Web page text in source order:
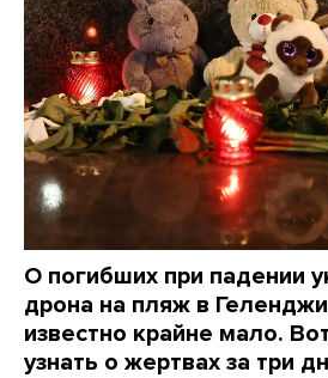
О погибших при падении
дрона на пляж в
известно крайне мало.
узнать о жертвах за три